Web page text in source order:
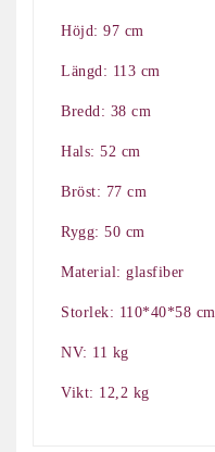
Höjd: 97 cm
Längd: 113 cm
Bredd: 38 cm
Hals: 52 cm
Bröst: 77 cm
Rygg: 50 cm
Material: glasfiber
Storlek: 110*40*58 cm
NV: 11 kg
Vikt: 12,2 kg